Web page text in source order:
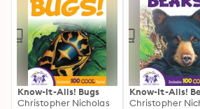
Know-It-Alls! Bugs
Christopher Nicholas
Know-It-Alls!
Christopher